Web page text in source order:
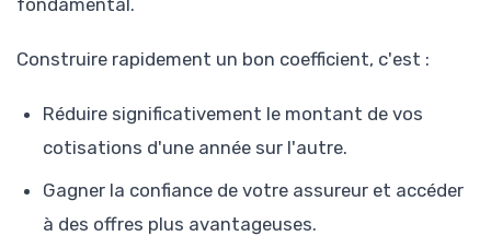
Construire rapidement un bon coefficient, c'est :
Réduire significativement le montant de vos
cotisations d'une année sur l'autre.
Gagner la confiance de votre assureur et accéder
à des offres plus avantageuses.